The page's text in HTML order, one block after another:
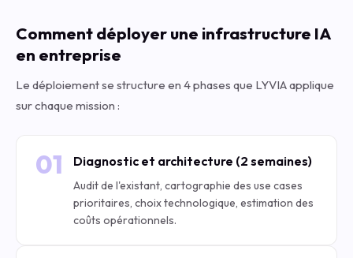
Comment déployer une infrastructure IA
en entreprise
Le déploiement se structure en 4 phases que LYVIA applique
sur chaque mission :
01 Diagnostic et architecture (2 semaines)
Audit de l'existant, cartographie des use cases
prioritaires, choix technologique, estimation des
coûts opérationnels.